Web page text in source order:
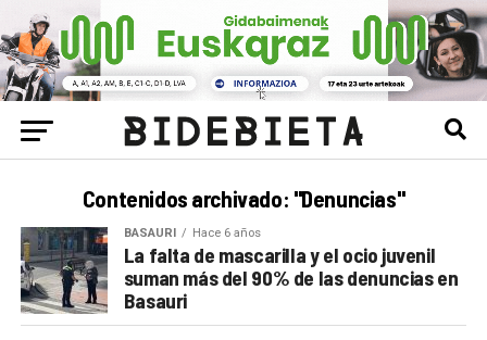
Contenidos archivado: "Denuncias"
BASAURI Hace 6 años
La falta de mascarilla y el ocio juvenil
suman más del 90% de las denuncias en
Basauri